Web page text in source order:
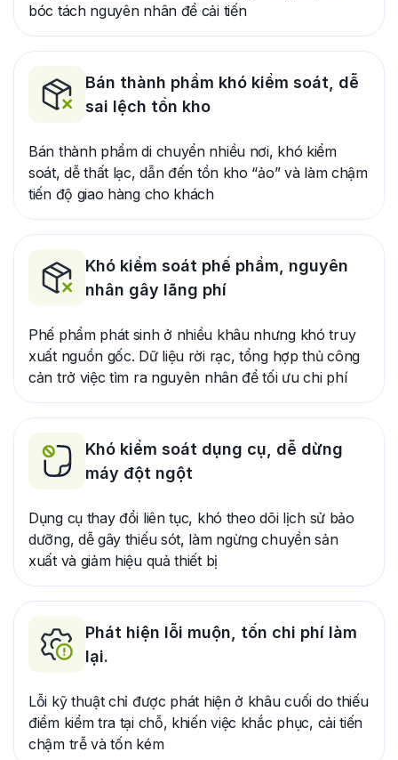
bóc tách nguyên nhân để cải tiến
Bán thành phẩm khó kiểm soát, dễ
sai lệch tồn kho
Bán thành phẩm di chuyển nhiều nơi, khó kiểm
soát, dễ thất lạc, dẫn đến tồn kho “ảo” và làm chậm
tiến độ giao hàng cho khách
Khó kiểm soát phế phẩm, nguyên
nhân gây lãng phí
Phế phẩm phát sinh ở nhiều khâu nhưng khó truy
xuất nguồn gốc. Dữ liệu rời rạc, tổng hợp thủ công
cản trở việc tìm ra nguyên nhân để tối ưu chi phí
Khó kiểm soát dụng cụ, dễ dừng
máy đột ngột
Dụng cụ thay đổi liên tục, khó theo dõi lịch sử bảo
dưỡng, dễ gây thiếu sót, làm ngừng chuyền sản
xuất và giảm hiệu quả thiết bị
Phát hiện lỗi muộn, tốn chi phí làm
lại.
Lỗi kỹ thuật chỉ được phát hiện ở khâu cuối do thiếu
điểm kiểm tra tại chỗ, khiến việc khắc phục, cải tiến
chậm trễ và tốn kém